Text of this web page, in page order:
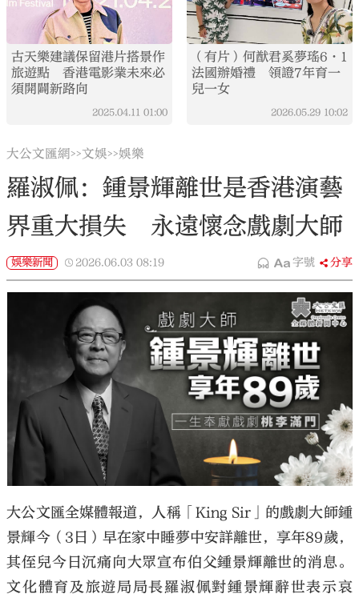
古天樂建議保留港片搭景作
旅遊點 香港電影業未來必
須開闢新路向
2025.04.11 01:00
（有片）何猷君奚夢瑤6·1
法國辦婚禮 領證7年育一
兒一女
2026.05.29 10:02
大公文匯網>>文娛>>娛樂
羅淑佩：鍾景輝離世是香港演藝
界重大損失 永遠懷念戲劇大師
娛樂新聞 2026.06.03 08:19 字號 分享
大公文匯全媒體報道，人稱「King Sir」的戲劇大師鍾
景輝今（3日）早在家中睡夢中安詳離世，享年89歲，
其侄兒今日沉痛向大眾宣布伯父鍾景輝離世的消息。
文化體育及旅遊局局長羅淑佩對鍾景輝辭世表示哀